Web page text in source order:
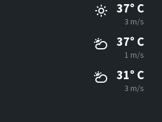
37° C
3 m/s
37° C
1 m/s
31° C
3 m/s